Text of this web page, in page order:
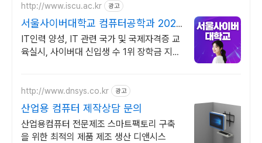
http://www.iscu.ac.kr 광고
서울사이버대학교 컴퓨터공학과 2026
가을학기 신편입생
IT인력 양성, IT 관련 국가 및 국제자격증 교
육실시, 사이버대 신입생 수 1위 장학금 지급
http://www.dnsys.co.kr 광고
산업용 컴퓨터 제작상담 문의
산업용컴퓨터 전문제조 스마트팩토리 구축
을 위한 최적의 제품 제조 생산 디앤시스